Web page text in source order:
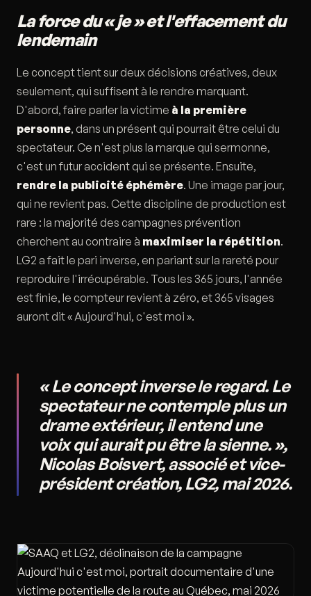
La force du « je » et l'effacement du
lendemain
Le concept tient sur deux décisions créatives, deux
seulement, qui suffisent à le rendre marquant.
D'abord, faire parler la victime à la première
personne, dans un présent qui pourrait être celui du
spectateur. Ce n'est plus la marque qui sermonne,
c'est un futur accident qui se présente. Ensuite,
rendre la publicité éphémère. Une image par jour,
qui ne revient pas. Cette discipline de production est
rare : la majorité des campagnes prévention
cherchent au contraire à maximiser la répétition.
LG2 a fait le pari inverse, en pariant sur la rareté pour
reproduire l'irrécupérable. Tous les 365 jours, l'année
est finie, le compteur revient à zéro, et 365 visages
auront dit « Aujourd'hui, c'est moi ».
« Le concept inverse le regard. Le
spectateur ne contemple plus un
drame extérieur, il entend une
voix qui aurait pu être la sienne. »,
Nicolas Boisvert, associé et vice-
président création, LG2, mai 2026.